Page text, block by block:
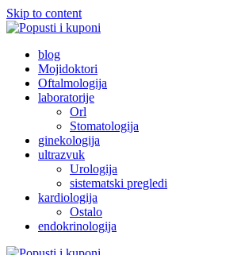
Skip to content
Popusti i kuponi
Popusti Beograd
blog
Mojidoktori
Oftalmologija
laboratorije
Orl
Stomatologija
ginekologija
ultrazvuk
Urologija
sistematski pregledi
kardiologija
Ostalo
endokrinologija